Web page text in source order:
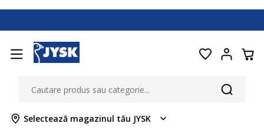
Selectează magazinul tău JYSK